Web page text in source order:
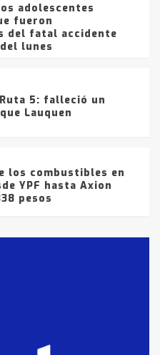
adolescentes
fueron
del fatal accidente
lunes
5: falleció un
Lauquen
los combustibles en
YPF hasta Axion
pesos
por